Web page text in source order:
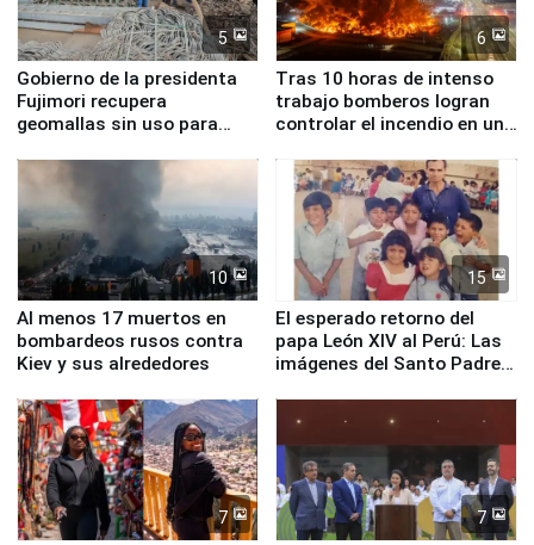
5
Gobierno de la presidenta
Fujimori recupera
geomallas sin uso para
Fenómeno El Niño
6
Tras 10 horas de intenso
trabajo bomberos logran
controlar el incendio en una
de Chile
10
Al menos 17 muertos en
bombardeos rusos contra
Kiev y sus alrededores
15
El esperado retorno del
papa León XIV al Perú: Las
imágenes del Santo Padre
7 7